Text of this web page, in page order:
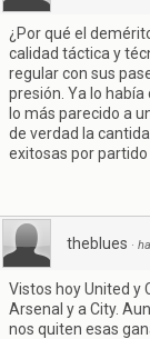
¿Por qué el
calidad táctica y
regular con sus
presión. Ya lo
lo más parecido a
de verdad la
exitosas por partido
theblues ·
Vistos hoy United y
Arsenal y a City.
nos quiten esas